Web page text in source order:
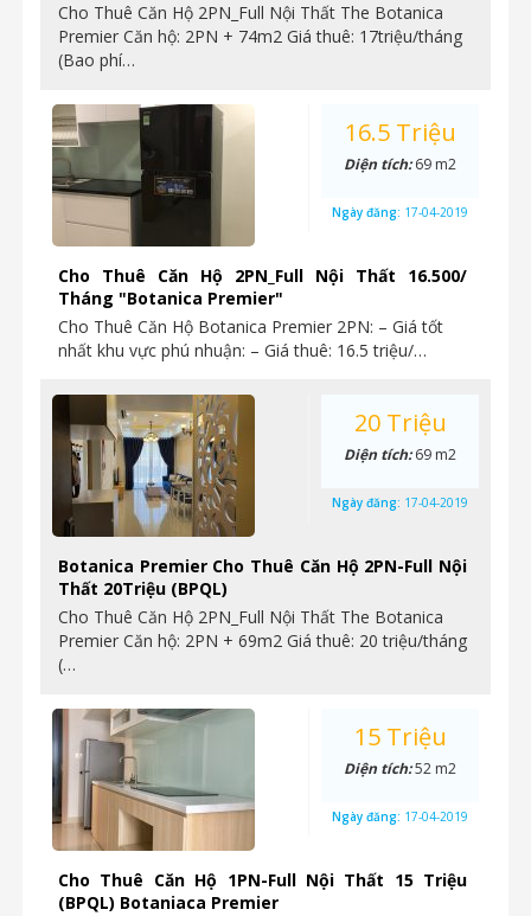
Cho Thuê Căn Hộ 2PN_Full Nội Thất The Botanica
Premier Căn hộ: 2PN + 74m2 Giá thuê: 17triệu/tháng
(Bao phí…
Cho Thuê Căn Hộ 2PN_Full Nội Thất 16.500/
Tháng "Botanica Premier"
Cho Thuê Căn Hộ Botanica Premier 2PN: – Giá tốt
nhất khu vực phú nhuận: – Giá thuê: 16.5 triệu/…
16.5 Triệu
Diện tích:69 m2
Ngày đăng: 17-04-2019
Botanica Premier Cho Thuê Căn Hộ 2PN-Full Nội
Thất 20Triệu (BPQL)
Cho Thuê Căn Hộ 2PN_Full Nội Thất The Botanica
Premier Căn hộ: 2PN + 69m2 Giá thuê: 20 triệu/tháng
(…
20 Triệu
Diện tích:69 m2
Ngày đăng: 17-04-2019
Cho Thuê Căn Hộ 1PN-Full Nội Thất 15 Triệu
(BPQL) Botaniaca Premier
15 Triệu
Diện tích:52 m2
Ngày đăng: 17-04-2019